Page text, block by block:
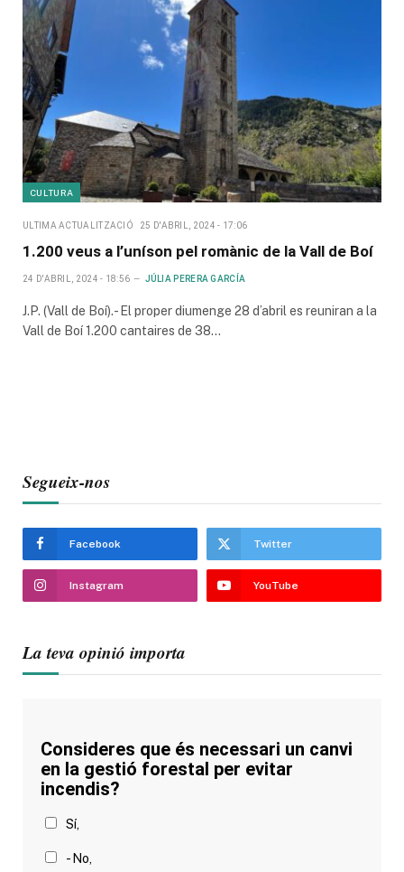
CULTURA
ULTIMA ACTUALITZACIÓ 25 D'ABRIL, 2024 - 17:06
1.200 veus a l’uníson pel romànic de la Vall de Boí
24 D'ABRIL, 2024 - 18:56 JÚLIA PERERA GARCÍA
J.P. (Vall de Boí).- El proper diumenge 28 d’abril es reuniran a la
Vall de Boí 1.200 cantaires de 38…
Segueix-nos
Facebook Twitter
Instagram YouTube
La teva opinió importa
Consideres que és necessari un canvi
en la gestió forestal per evitar
incendis?
Sí,
- No,